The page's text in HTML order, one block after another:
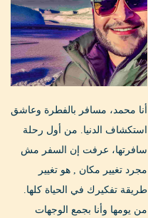
أنا محمد، مسافر بالفطرة وعاشق
استكشاف الدنيا. من أول رحلة
سافرتها، عرفت إن السفر مش
مجرد تغيير مكان , هو تغيير
طريقة تفكيرك في الحياة كلها.
من يومها وأنا بجمع الوجهات